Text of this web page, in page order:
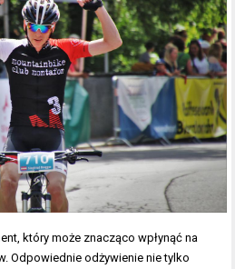
który może znacząco wpłynąć na
Odpowiednie odżywienie nie tylko